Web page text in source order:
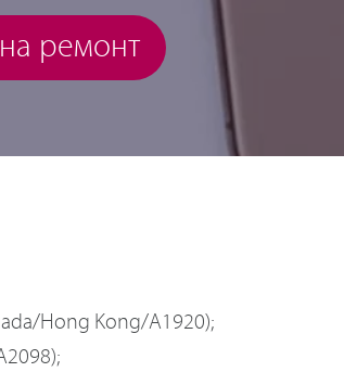
ремонт
Hong Kong/A1920);